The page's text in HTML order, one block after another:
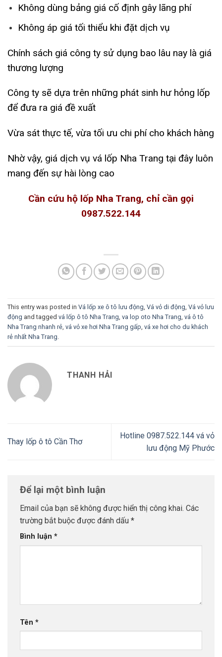
Không dùng bảng giá cố định gây lãng phí
Không áp giá tối thiểu khi đặt dịch vụ
Chính sách giá công ty sử dụng bao lâu nay là giá
thương lượng
Công ty sẽ dựa trên những phát sinh hư hỏng lốp
để đưa ra giá đề xuất
Vừa sát thực tế, vừa tối ưu chi phí cho khách hàng
Nhờ vậy, giá dịch vụ vá lốp Nha Trang tại đây luôn
mang đến sự hài lòng cao
Cần cứu hộ lốp Nha Trang, chỉ cần gọi
0987.522.144
This entry was posted in Vá lốp xe ô tô lưu động Vá vỏ di động Vá vỏ lưu
động and tagged vá lốp ô tô Nha Trang va lop oto Nha Trang vá ô tô
Nha Trang nhanh rẻ vá vỏ xe hơi Nha Trang gấp vá xe hơi cho du khách
rẻ nhất Nha Trang
THANH HẢI
Thay lốp ô tô Cần Thơ
Hotline 0987.522.144 vá vỏ
lưu động Mỹ Phước
Để lại một bình luận
Email của bạn sẽ không được hiển thị công khai. Các
trường bắt buộc được đánh dấu *
Bình luận *
Tên *